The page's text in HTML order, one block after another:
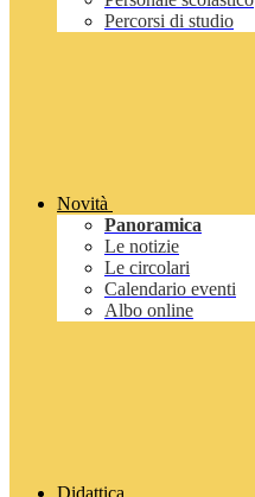
Percorsi di studio
Novità
Panoramica
Le notizie
Le circolari
Calendario eventi
Albo online